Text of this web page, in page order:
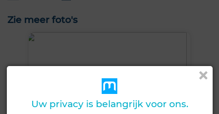
Zie meer foto's
Uw privacy is belangrijk voor ons.